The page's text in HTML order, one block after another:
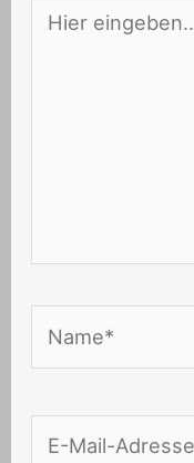
eingeben…
Mail-